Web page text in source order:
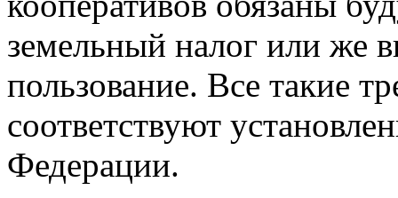
земельный налог или же
пользование. Все такие
соответствуют
Федерации.